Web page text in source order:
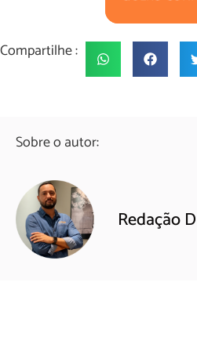
Compartilhe :
Sobre o autor:
Redação